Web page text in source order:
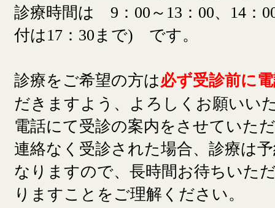
診療時間は 9：00～13：00、14：
付は17：30まで) です。
診療をご希望の方は必ず受診前に
だきますよう、よろしくお願いい
電話にて受診の案内をさせていた
連絡なく受診された場合、診療は
なりますので、長時間お待ちいた
りますことをご理解ください。